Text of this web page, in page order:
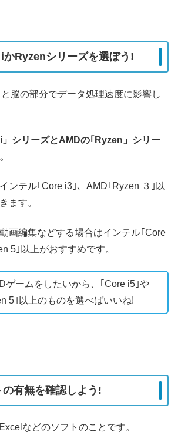
Ryzenシリーズを選ぼう!
脳の部分でデータ処理速度に影響し
シリーズとAMDの｢Ryzen」シリー
ンテル｢Core i3｣、AMD｢Ryzen ３｣以
ます。
画編集などする場合はインテル｢Core
5｣以上がおすすめです。
ゲームをしたいから、｢Core i5｣や
5｣以上のものを選べばいいね!
有無を確認しよう!
などのソフトのことです。